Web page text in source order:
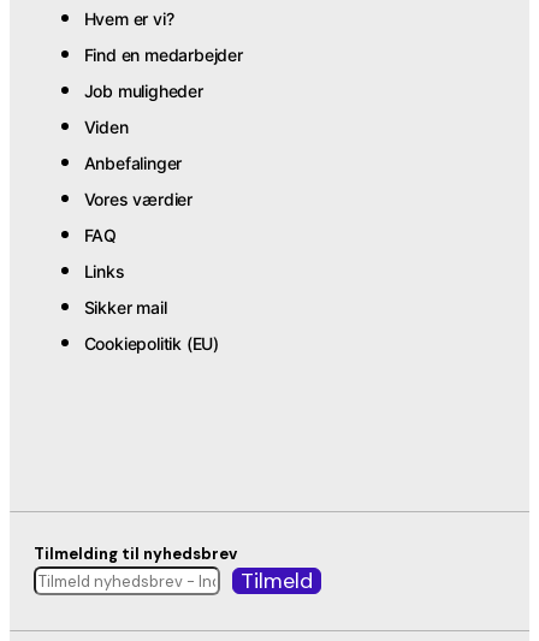
Hvem er vi?​
Find en medarbejder
Job muligheder
Viden
Anbefalinger
Vores værdier
FAQ
Links
Sikker mail
Cookiepolitik (EU)
Tilmelding til nyhedsbrev